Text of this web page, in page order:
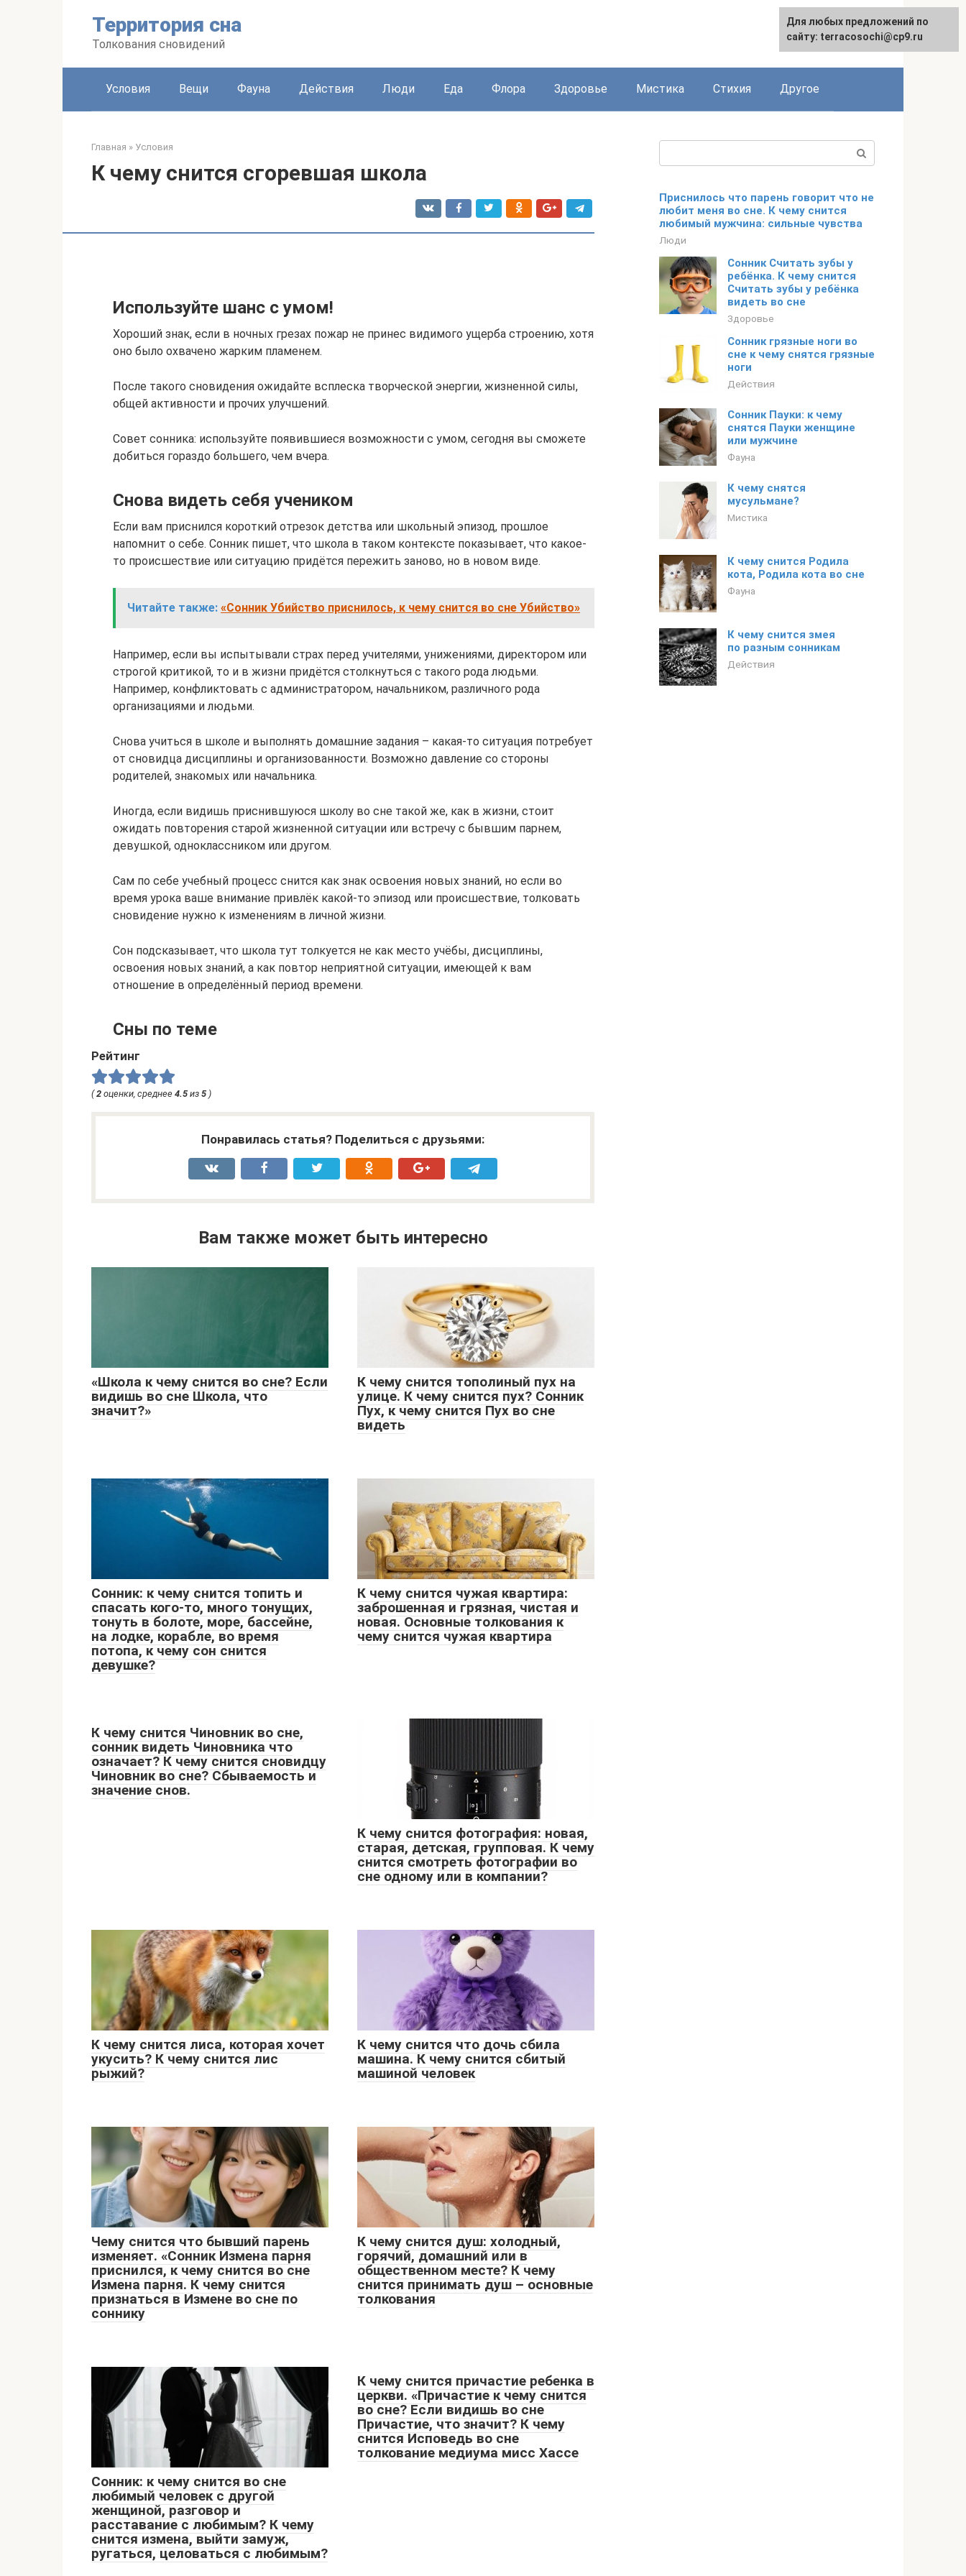
Территория сна
Толкования сновидений
Условия Вещи Фауна Действия Люди Еда Флора Здоровье Мистика Стихия Другое
Главная » Условия
К чему снится сгоревшая школа
Используйте шанс с умом!
Хороший знак, если в ночных грезах пожар не принес видимого ущерба строению, хотя
оно было охвачено жарким пламенем.
После такого сновидения ожидайте всплеска творческой энергии, жизненной силы,
общей активности и прочих улучшений.
Совет сонника: используйте появившиеся возможности с умом, сегодня вы сможете
добиться гораздо большего, чем вчера.
Снова видеть себя учеником
Если вам приснился короткий отрезок детства или школьный эпизод, прошлое
напомнит о себе. Сонник пишет, что школа в таком контексте показывает, что какое-
то происшествие или ситуацию придётся пережить заново, но в новом виде.
Читайте также: «Сонник Убийство приснилось, к чему снится во сне Убийство»
Например, если вы испытывали страх перед учителями, унижениями, директором или
строгой критикой, то и в жизни придётся столкнуться с такого рода людьми.
Например, конфликтовать с администратором, начальником, различного рода
организациями и людьми.
Снова учиться в школе и выполнять домашние задания – какая-то ситуация потребует
от сновидца дисциплины и организованности. Возможно давление со стороны
родителей, знакомых или начальника.
Иногда, если видишь приснившуюся школу во сне такой же, как в жизни, стоит
ожидать повторения старой жизненной ситуации или встречу с бывшим парнем,
девушкой, одноклассником или другом.
Сам по себе учебный процесс снится как знак освоения новых знаний, но если во
время урока ваше внимание привлёк какой-то эпизод или происшествие, толковать
сновидение нужно к изменениям в личной жизни.
Сон подсказывает, что школа тут толкуется не как место учёбы, дисциплины,
освоения новых знаний, а как повтор неприятной ситуации, имеющей к вам
отношение в определённый период времени.
Сны по теме
Рейтинг
(2 оценки, среднее 4.5 из 5 )
Понравилась статья? Поделиться с друзьями:
Вам также может быть интересно
«Школа к чему снится во сне? Если
видишь во сне Школа, что
значит?»
К чему снится тополиный пух на
улице. К чему снится пух? Сонник
Пух, к чему снится Пух во сне
видеть
Сонник: к чему снится топить и
спасать кого-то, много тонущих,
тонуть в болоте, море, бассейне,
на лодке, корабле, во время
потопа, к чему сон снится
девушке?
К чему снится чужая квартира:
заброшенная и грязная, чистая и
новая. Основные толкования к
чему снится чужая квартира
К чему снится Чиновник во сне,
сонник видеть Чиновника что
означает? К чему снится сновидцу
Чиновник во сне? Сбываемость и
значение снов.
К чему снится фотография: новая,
старая, детская, групповая. К чему
снится смотреть фотографии во
сне одному или в компании?
К чему снится лиса, которая хочет
укусить? К чему снится лис
рыжий?
К чему снится что дочь сбила
машина. К чему снится сбитый
машиной человек
Чему снится что бывший парень
изменяет. «Сонник Измена парня
приснился, к чему снится во сне
Измена парня. К чему снится
признаться в Измене во сне по
соннику
К чему снится душ: холодный,
горячий, домашний или в
общественном месте? К чему
снится принимать душ – основные
толкования
Сонник: к чему снится во сне
любимый человек с другой
женщиной, разговор и
расставание с любимым? К чему
снится измена, выйти замуж,
ругаться, целоваться с любимым?
К чему снится причастие ребенка в
церкви. «Причастие к чему снится
во сне? Если видишь во сне
Причастие, что значит? К чему
снится Исповедь во сне
толкование медиума мисс Хассе
Приснилось что парень говорит что не
любит меня во сне. К чему снится
любимый мужчина: сильные чувства
Люди
Сонник Считать зубы у
ребёнка. К чему снится
Считать зубы у ребёнка
видеть во сне
Здоровье
Сонник грязные ноги во
сне к чему снятся грязные
ноги
Действия
Сонник Пауки: к чему
снятся Пауки женщине
или мужчине
Фауна
К чему снятся
мусульмане?
Мистика
К чему снится Родила
кота, Родила кота во сне
Фауна
К чему снится змея
по разным сонникам
Действия
Для любых предложений по
сайту: terracosochi@cp9.ru